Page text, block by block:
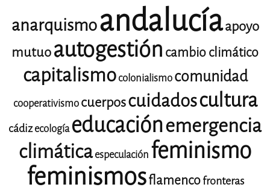
anarquismoandalucíaapoyo
mutuoautogestión cambio climático
capitalismocolonialismocomunidad
cooperativismocuerposcuidadoscultura
cádizecología educaciónemergencia
climáticaespeculación feminismo
feminismosflamencofronteras